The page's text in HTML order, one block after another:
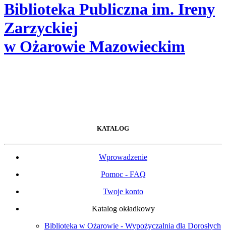
Biblioteka Publiczna im. Ireny
Zarzyckiej
w Ożarowie Mazowieckim
KATALOG
Wprowadzenie
Pomoc - FAQ
Twoje konto
Katalog okładkowy
Biblioteka w Ożarowie - Wypożyczalnia dla Dorosłych